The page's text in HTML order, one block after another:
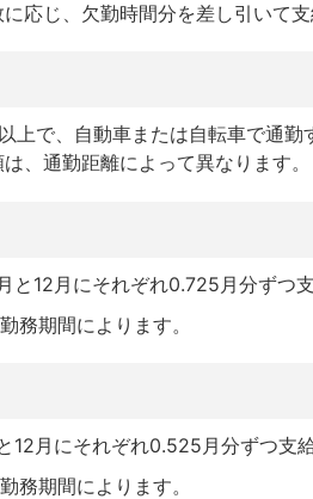
応じ、欠勤時間分を差し引いて支
上で、自動車または自転車で通勤
、通勤距離によって異なります。
と12月にそれぞれ0.725月分ずつ支
務期間によります。
12月にそれぞれ0.525月分ずつ支給
務期間によります。